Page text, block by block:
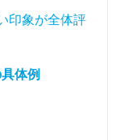
印象が全体評
体例